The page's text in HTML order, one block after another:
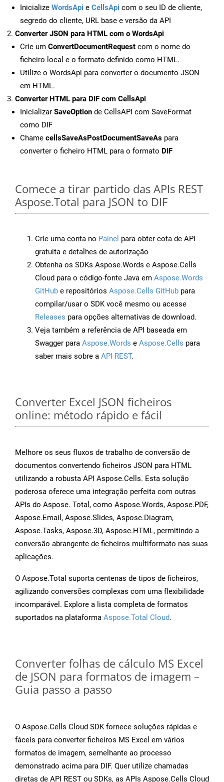
Inicialize WordsApi e CellsApi com o seu ID de cliente,
segredo do cliente, URL base e versão da API
Converter JSON para HTML com o WordsApi
Crie um ConvertDocumentRequest com o nome do
ficheiro local e o formato definido como HTML.
Utilize o WordsApi para converter o documento JSON
em HTML.
Converter HTML para DIF com CellsApi
Inicializar SaveOption de CellsAPI com SaveFormat
como DIF
Chame cellsSaveAsPostDocumentSaveAs para
converter o ficheiro HTML para o formato DIF
Comece a tirar partido das APIs REST
Aspose.Total para JSON to DIF
Crie uma conta no Painel para obter cota de API
gratuita e detalhes de autorização
Obtenha os SDKs Aspose.Words e Aspose.Cells
Cloud para o código-fonte Java em Aspose.Words
GitHub e repositórios Aspose.Cells GitHub para
compilar/usar o SDK você mesmo ou acesse
Releases para opções alternativas de download.
Veja também a referência de API baseada em
Swagger para Aspose.Words e Aspose.Cells para
saber mais sobre a API REST.
Converter Excel JSON ficheiros
online: método rápido e fácil
Melhore os seus fluxos de trabalho de conversão de
documentos convertendo ficheiros JSON para HTML
utilizando a robusta API Aspose.Cells. Esta solução
poderosa oferece uma integração perfeita com outras
APIs do Aspose. Total, como Aspose.Words, Aspose.PDF,
Aspose.Email, Aspose.Slides, Aspose.Diagram,
Aspose.Tasks, Aspose.3D, Aspose.HTML, permitindo a
conversão abrangente de ficheiros multiformato nas suas
aplicações.
O Aspose.Total suporta centenas de tipos de ficheiros,
agilizando conversões complexas com uma flexibilidade
incomparável. Explore a lista completa de formatos
suportados na plataforma Aspose.Total Cloud.
Converter folhas de cálculo MS Excel
de JSON para formatos de imagem –
Guia passo a passo
O Aspose.Cells Cloud SDK fornece soluções rápidas e
fáceis para converter ficheiros MS Excel em vários
formatos de imagem, semelhante ao processo
demonstrado acima para DIF. Quer utilize chamadas
diretas de API REST ou SDKs, as APIs Aspose.Cells Cloud